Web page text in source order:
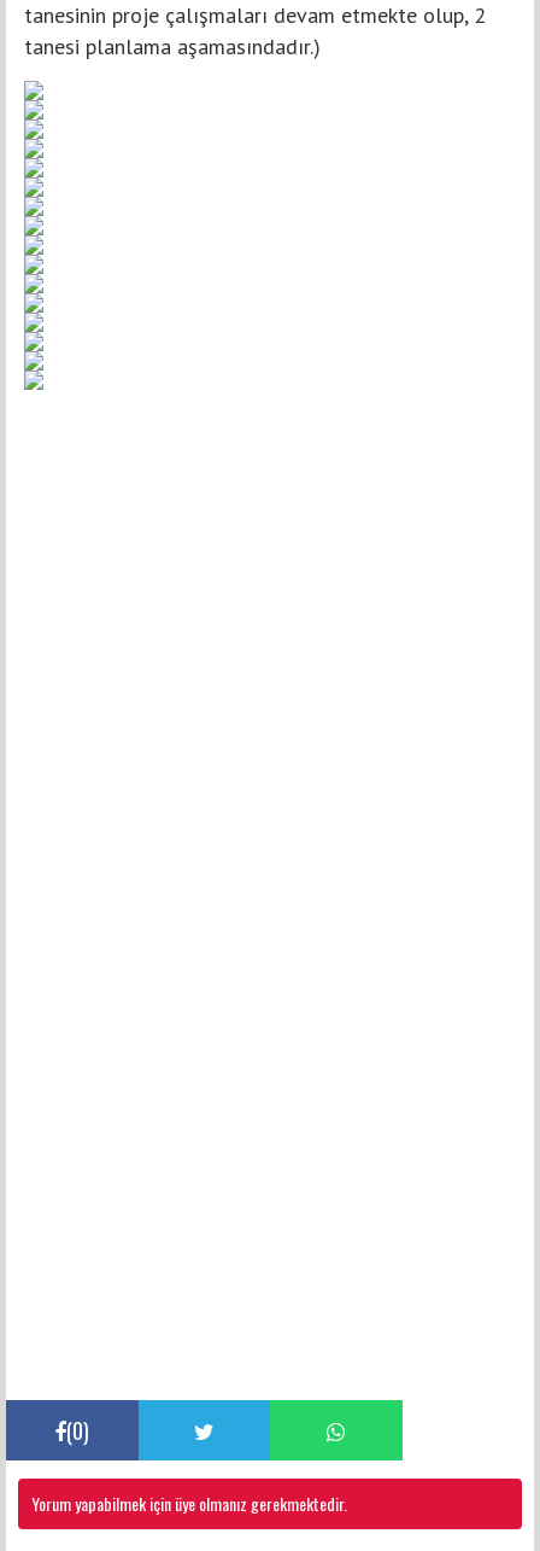
tanesinin proje çalışmaları devam etmekte olup, 2
tanesi planlama aşamasındadır.)
(0)
Yorum yapabilmek için üye olmanız gerekmektedir.